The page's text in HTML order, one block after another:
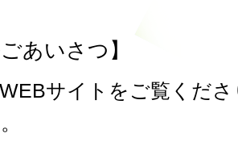
ごあいさつ】
サイトをご覧くだ